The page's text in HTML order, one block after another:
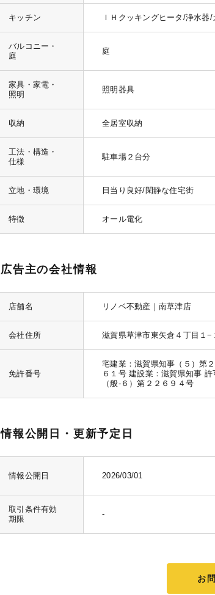
キッチン ＩＨクッキングヒータ/浄水
バルコニー・
庭
庭
家具・家電・
照明
照明器具
収納 全居室収納
工法・構造・
仕様
駐車場２台分
立地・環境 日当り良好/閑静な住宅街
特徴 オール電化
広告主の会社情報
店舗名 リノベ不動産｜南草津店
会社住所 滋賀県草津市東矢倉４丁目１−
免許番号
宅建業：滋賀県知事（５）第
６１号 建設業：滋賀県知事 許
（般-６）第２２６９４号
情報公開日・更新予定日
情報公開日 2026/03/01
取引条件有効
期限
-
お